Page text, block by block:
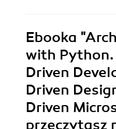
Ebooka
with Python.
Driven
Driven
Driven
przeczytasz